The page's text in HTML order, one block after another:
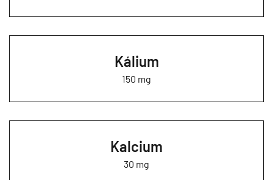
Kálium
150 mg
Kalcium
30 mg